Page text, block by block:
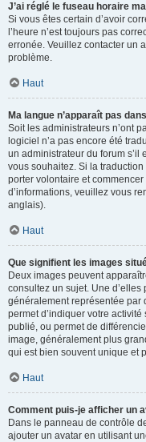
J’ai réglé le fuseau horaire
Si vous êtes certain d’avoir
l’heure n’est toujours pas
erronée. Veuillez contacter un
problème.
Haut
Ma langue n’apparaît pas
Soit les administrateurs n’ont
logiciel n’a pas encore été
un administrateur du forum s’il
vous souhaitez. Si la
porter volontaire et
d’informations, veuillez vous
anglais).
Haut
Que signifient les images
Deux images peuvent
consultez un sujet. Une
généralement représentée par
permet d’indiquer votre
publié, ou permet de
image, généralement plus
qui est bien souvent unique et
Haut
Comment puis-je afficher un
Dans le panneau de contrôle
ajouter un avatar en utilisant